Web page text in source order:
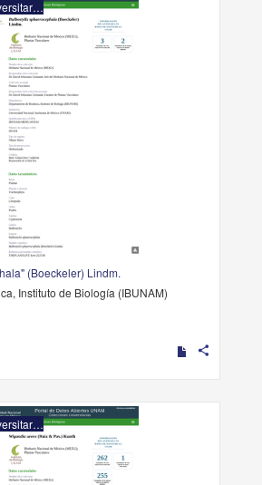
Registro de colección universitaria
(Boeckeler) Lindm.
Instituto de Biología (IBUNAM)
share
Registro de colección universitaria